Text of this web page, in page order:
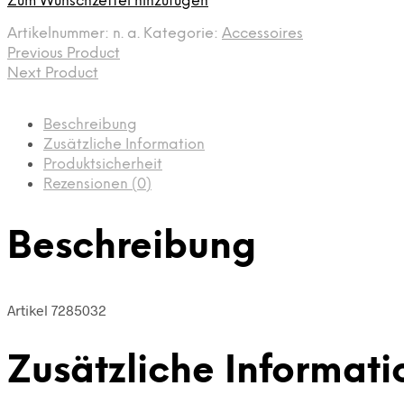
Artikelnummer: n. a. Kategorie: Accessoires
Previous Product
Next Product
Beschreibung
Zusätzliche Information
Produktsicherheit
Rezensionen (0)
Beschreibung
Artikel 7285032
Zusätzliche